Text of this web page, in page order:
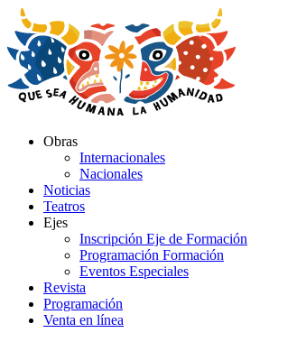
al
contenido
Obras
Internacionales
Nacionales
Noticias
Teatros
Ejes
Inscripción Eje de Formación
Programación Formación
Eventos Especiales
Revista
Programación
Venta en línea